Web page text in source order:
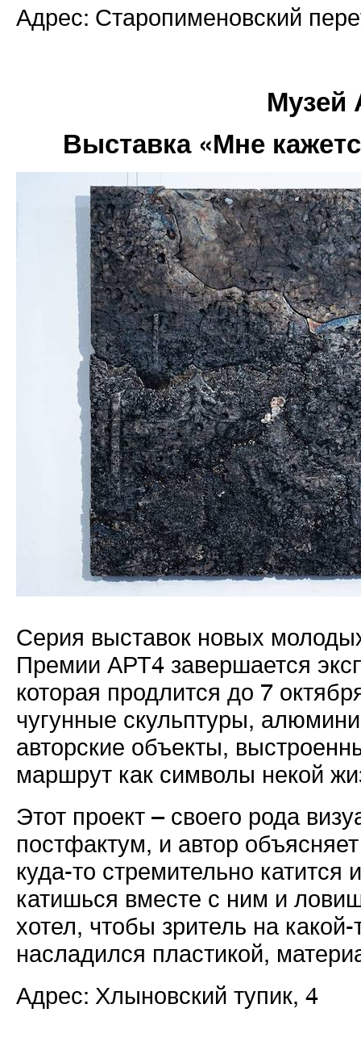
Адрес: Старопименовский
Музей
Выставка «Мне
Серия выставок новых
Премии АРТ4 завершается
которая продлится до 7
чугунные скульптуры,
авторские объекты,
маршрут как символы некой
Этот проект – своего рода
постфактум, и автор
куда-то стремительно
катишься вместе с ним и
хотел, чтобы зритель на
насладился пластикой,
Адрес: Хлыновский тупик, 4